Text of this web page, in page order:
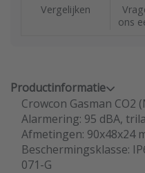
Vergelijken
ons
Productinformatie
Crowcon Gasman CO2
Alarmering: 95 dBA,
Afmetingen: 90x48x24
Beschermingsklasse:
071-G